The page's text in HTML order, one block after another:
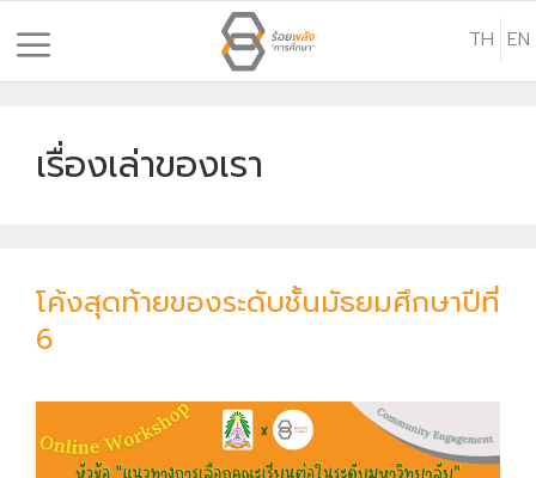
TH EN
i
เรื่องเล่าของเรา
โค้งสุดท้ายของระดับชั้นมัธยมศึกษาปีที่
6